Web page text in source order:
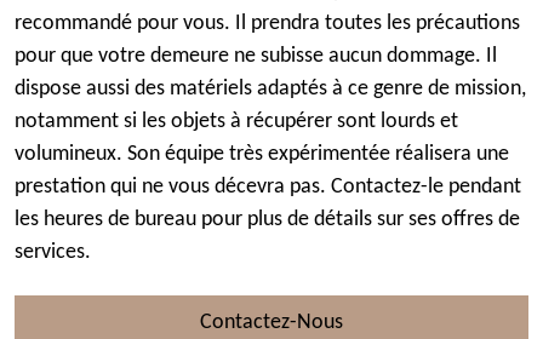
recommandé pour vous. Il prendra toutes les précautions
pour que votre demeure ne subisse aucun dommage. Il
dispose aussi des matériels adaptés à ce genre de mission,
notamment si les objets à récupérer sont lourds et
volumineux. Son équipe très expérimentée réalisera une
prestation qui ne vous décevra pas. Contactez-le pendant
les heures de bureau pour plus de détails sur ses offres de
services.
Contactez-Nous